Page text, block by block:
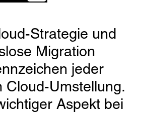
Strategie und
Migration
jeder
Cloud-Umstellung.
Aspekt bei